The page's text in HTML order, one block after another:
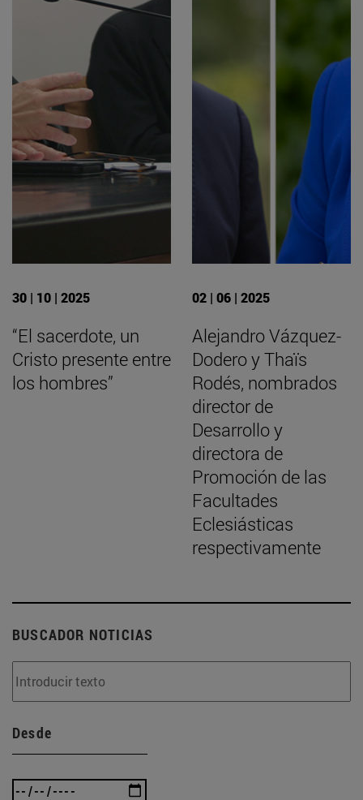
30 | 10 | 2025
“El sacerdote, un
Cristo presente entre
los hombres”
02 | 06 | 2025
Alejandro Vázquez-
Dodero y Thaïs
Rodés, nombrados
director de
Desarrollo y
directora de
Promoción de las
Facultades
Eclesiásticas
respectivamente
BUSCADOR NOTICIAS
Desde